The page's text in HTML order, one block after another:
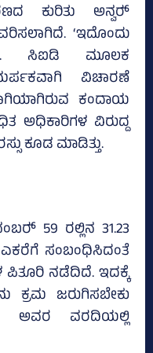
ಕುರಿತು ಅನ್ವರ್‍‌
‘ಇದೊಂದು
ಸಿಐಡಿ ಮೂಲಕ
ವಿಚಾರಣೆ
ಕಂದಾಯ
ಅಧಿಕಾರಿಗಳ ವಿರುದ್ದ
ಕೂಡ ಮಾಡಿತ್ತು.
59 ರಲ್ಲಿನ 31.23
ಎಕರೆಗೆ ಸಂಬಂಧಿಸಿದಂತೆ
ನಡೆದಿದೆ. ಇದಕ್ಕೆ
ಕ್ರಮ ಜರುಗಿಸಬೇಕು
ಅವರ ವರದಿಯಲ್ಲಿ